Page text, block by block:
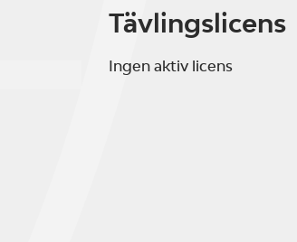
Tävlingslicens
Ingen aktiv licens